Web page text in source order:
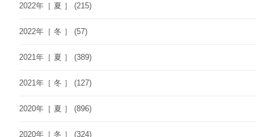
2022年［ 夏 ］ (215)
2022年［ 冬 ］ (57)
2021年［ 夏 ］ (389)
2021年［ 冬 ］ (127)
2020年［ 夏 ］ (896)
2020年［ 冬 ］ (324)